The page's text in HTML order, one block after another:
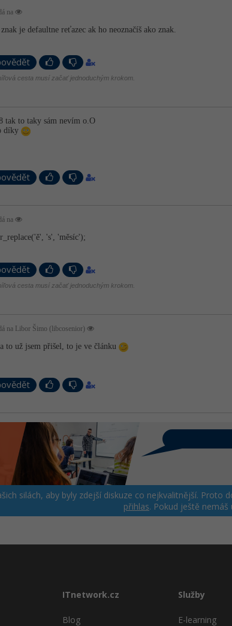
na
je defaultne reťazec ak ho neoznačíš ako znak.
cesta musí začať jednoduchým krokom.
tak to taky sám nevím o.O
díky
na
's', 'měsíc');
cesta musí začať jednoduchým krokom.
na Libor Šimo (libcosenior)
to už jsem přišel, to je ve článku
silách, aby byly zdejší diskuze co nejkvalitnější.
přihlas. Pokud ještě nemáš
ITnetwork.cz
Blog
Služby
E-learning